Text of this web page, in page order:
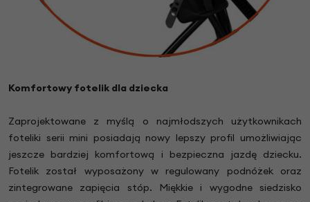
Komfortowy fotelik dla dziecka
Zaprojektowane z myślą o najmłodszych użytkownikach
foteliki serii mini posiadają nowy lepszy profil umożliwiając
jeszcze bardziej komfortową i bezpieczna jazdę dziecku.
Fotelik został wyposażony w regulowany podnóżek oraz
zintegrowane zapięcia stóp. Miękkie i wygodne siedzisko